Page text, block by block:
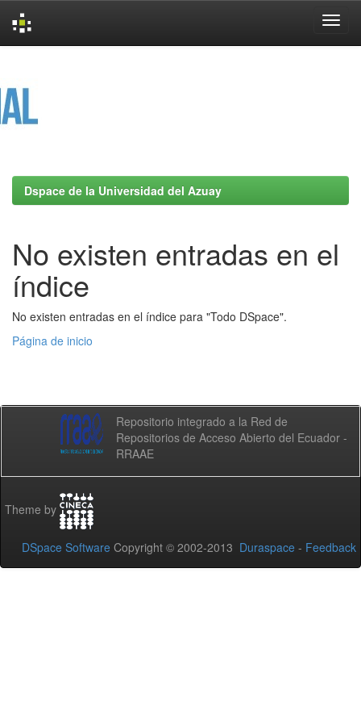
Dspace de la Universidad del Azuay
No existen entradas en el
índice
No existen entradas en el índice para "Todo DSpace".
Página de inicio
Repositorio integrado a la Red de
Repositorios de Acceso Abierto del Ecuador -
RRAAE
Theme by
DSpace Software Copyright © 2002-2013 Duraspace - Feedback